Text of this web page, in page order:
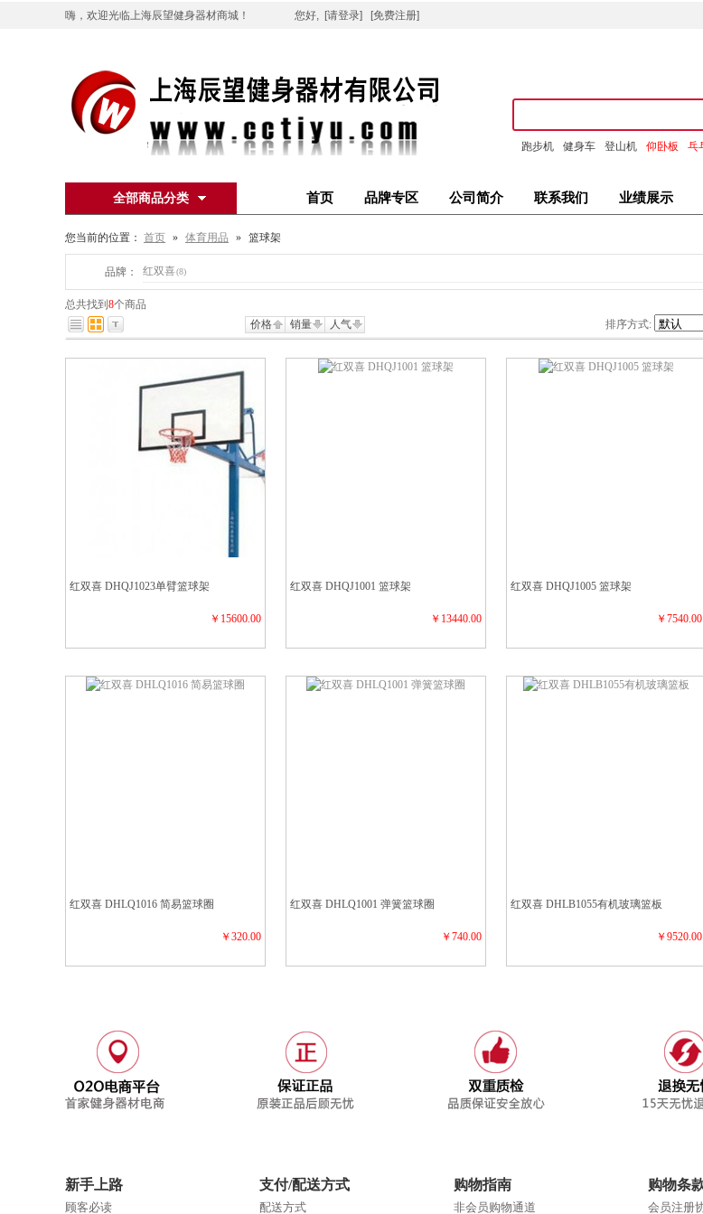
嗨，欢迎光临上海辰望健身器材商城！ 您好, [请登录] [免费注册]
跑步机 健身车 登山机 仰卧板 乓
全部商品分类 首页 品牌专区 公司简介 联系我们 业绩展示
您当前的位置： 首页 » 体育用品 » 篮球架
品牌： 红双喜(8)
总共找到 8个商品
价格
销量 人气 排序方式:
红双喜 DHQJ1023单臂篮球架
￥15600.00
红双喜 DHQJ1001 篮球架
￥13440.00
红双喜 DHQJ1005 篮球架
￥7540.00
红双喜 DHLQ1016 简易篮球圈
￥320.00
红双喜 DHLQ1001 弹簧篮球圈
￥740.00
红双喜 DHLB1055有机玻璃篮板
￥9520.00
新手上路
顾客必读
支付/配送方式
配送方式
购物指南
非会员购物通道
购物条
会员注册